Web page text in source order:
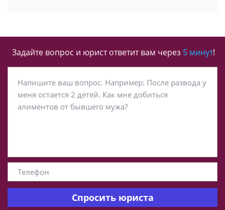
Задайте вопрос и юрист ответит вам через 5 минут!
Спросить юриста